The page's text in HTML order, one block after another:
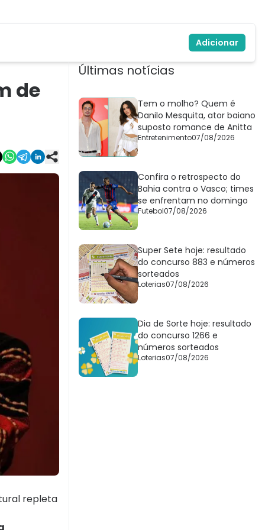
Adicionar
de
repleta
Últimas notícias
Tem o molho? Quem é
Danilo Mesquita, ator baiano
suposto romance de Anitta
Entretenimento07/08/2026
Confira o retrospecto do
Bahia contra o Vasco; times
se enfrentam no domingo
Futebol07/08/2026
Super Sete hoje: resultado
do concurso 883 e números
sorteados
Loterias07/08/2026
Dia de Sorte hoje: resultado
do concurso 1266 e
números sorteados
Loterias07/08/2026